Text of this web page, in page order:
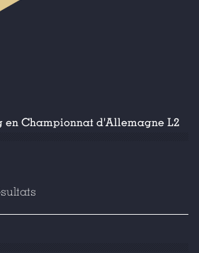
en Championnat d'Allemagne L2